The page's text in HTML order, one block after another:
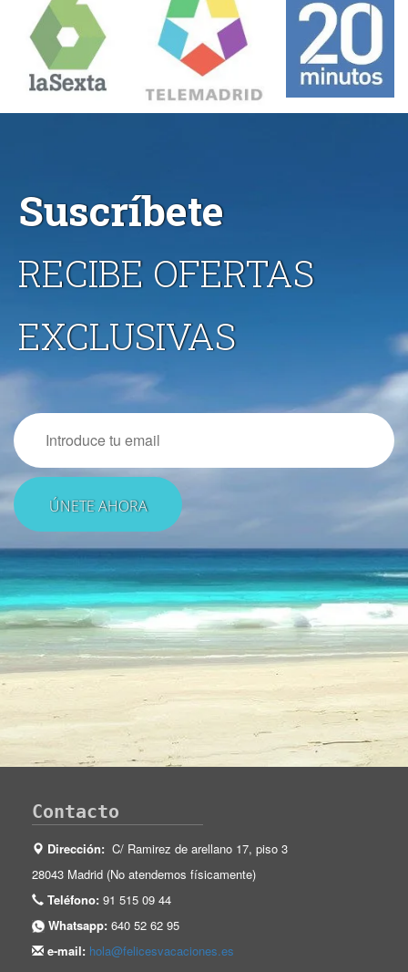
Suscríbete
RECIBE OFERTAS
EXCLUSIVAS
Email
Contacto
Dirección: C/ Ramirez de arellano 17, piso 3
28043 Madrid (No atendemos físicamente)
Teléfono: 91 515 09 44
Whatsapp: 640 52 62 95
e-mail: hola@felicesvacaciones.es